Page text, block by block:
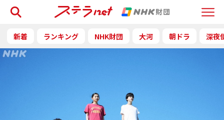
Menu
検索
新着 ランキング NHK財団 大河 朝ドラ 深夜